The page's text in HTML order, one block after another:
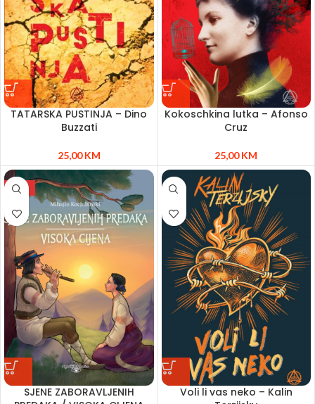
TATARSKA PUSTINJA – Dino
Buzzati
25,00KM
Kokoschkina lutka – Afonso
Cruz
25,00KM
NEW
SJENE ZABORAVLJENIH
Voli li vas neko – Kalin